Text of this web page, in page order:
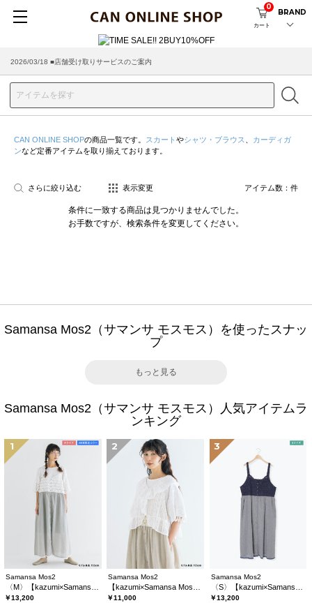
カート
0
BRAND
2026/03/18 ■店舗受け取りサービスのご案内
CAN ONLINE SHOPの商品一覧です。 スカート やシャツ・ブラウス
カーディガ
ンなど定番アイテムを取り揃えております。
さらに絞り込む 表示変更 アイテム数： 件
条件に一致する商品は見つかりませんでした。
お手数ですが、検索条件を変更してください。
Samansa Mos2（サマンサ モスモス）を使ったスナッ
プ
もっと見る
Samansa Mos2（サマンサ モスモス）人気アイテムラ
ンキング
1
Samansa Mos2
￥13,200
2
Samansa Mos2
￥11,000
3
Samansa Mos2
￥13,200